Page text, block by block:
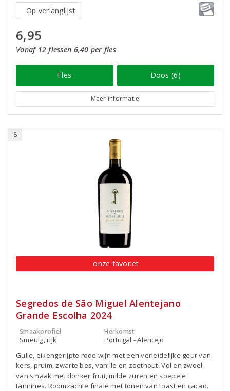
Op verlanglijst
6,95
Vanaf 12 flessen 6,40 per fles
Fles Doos (6)
Meer informatie
8
onze favoriet
Segredos de São Miguel Alentejano
Grande Escolha 2024
Smaakprofiel
Smeuïg, rijk
Herkomst
Portugal - Alentejo
Gulle, eikengerijpte rode wijn met een verleidelijke geur van
kers, pruim, zwarte bes, vanille en zoethout. Vol en zwoel
van smaak met donker fruit, milde zuren en soepele
tannines. Roomzachte finale met tonen van toast en cacao.